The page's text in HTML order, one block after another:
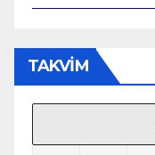
TAKVİM